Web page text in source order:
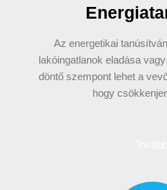
Az energetikai
lakóingatlanok eladása
döntő szempont lehet a
hogy